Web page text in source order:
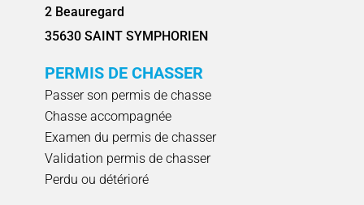
2 Beauregard
35630 SAINT SYMPHORIEN
PERMIS DE CHASSER
Passer son permis de chasse
Chasse accompagnée
Examen du permis de chasser
Validation permis de chasser
Perdu ou détérioré